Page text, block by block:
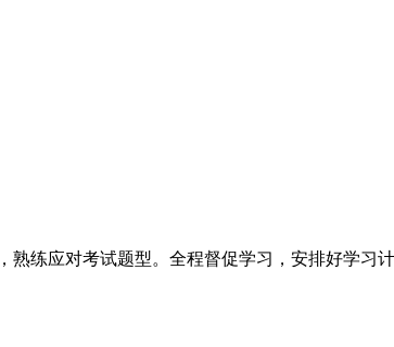
练应对考试题型。全程督促学习，安排好学习计